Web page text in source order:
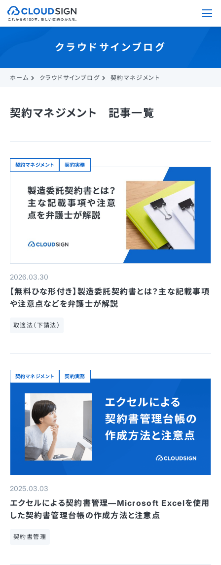
クラウドサインブログ
ホーム クラウドサインブログ 契約マネジメント
契約マネジメント 記事一覧
契約マネジメント 契約実務
2026.03.30
【無料ひな形付き】製造委託契約書とは？主な記載事項
や注意点などを弁護士が解説
取適法（下請法）
契約マネジメント 契約実務
2025.03.03
エクセルによる契約書管理—Microsoft Excelを使用
した契約書管理台帳の作成方法と注意点
契約書管理